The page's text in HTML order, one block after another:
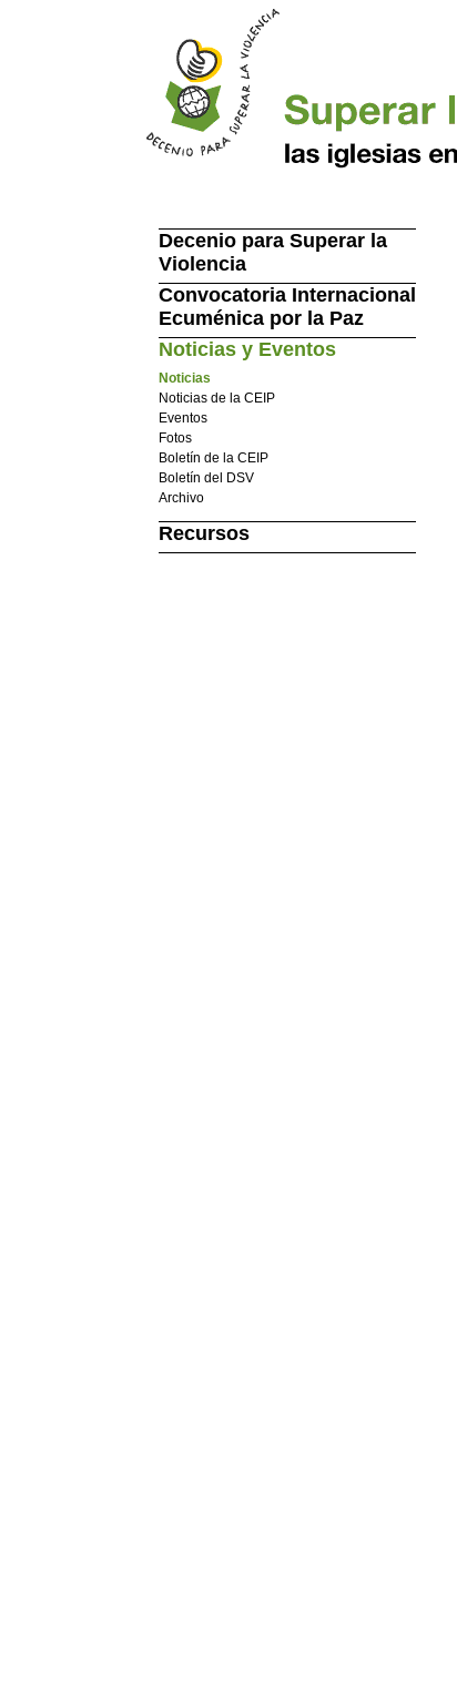
Decenio para Superar la
Violencia
Convocatoria Internacional
Ecuménica por la Paz
Noticias y Eventos
Noticias
Noticias de la CEIP
Eventos
Fotos
Boletín de la CEIP
Boletín del DSV
Archivo
Recursos